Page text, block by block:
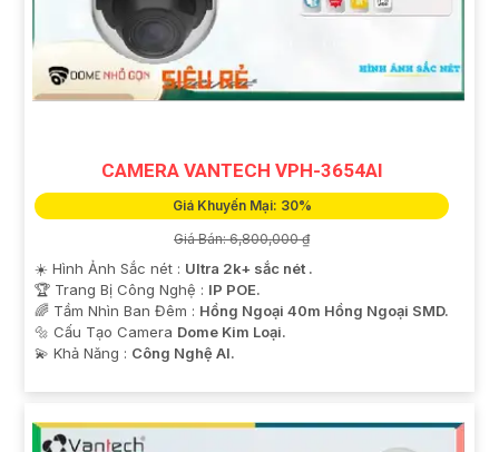
CAMERA VANTECH VPH-3654AI
Giá Khuyến Mại: 30%
Giá Bán: 6,800,000 ₫
☀️ Hình Ảnh Sắc nét : Ultra 2k+ sắc nét .
🏆 Trang Bị Công Nghệ : IP POE.
🌈 Tầm Nhìn Ban Đêm : Hồng Ngoại 40m Hồng Ngoại SMD.
🔩 Cấu Tạo Camera Dome Kim Loại.
️💫 Khả Năng : Công Nghệ AI.